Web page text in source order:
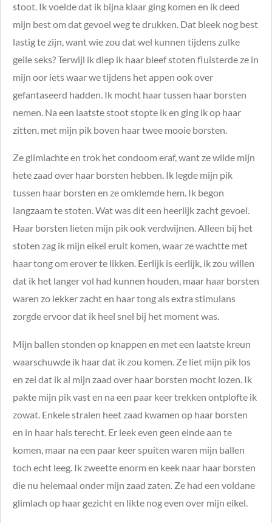
stoot. Ik voelde dat ik bijna klaar ging komen en ik deed
mijn best om dat gevoel weg te drukken. Dat bleek nog best
lastig te zijn, want wie zou dat wel kunnen tijdens zulke
geile seks? Terwijl ik diep ik haar bleef stoten fluisterde ze in
mijn oor iets waar we tijdens het appen ook over
gefantaseerd hadden. Ik mocht haar tussen haar borsten
nemen. Na een laatste stoot stopte ik en ging ik op haar
zitten, met mijn pik boven haar twee mooie borsten.
Ze glimlachte en trok het condoom eraf, want ze wilde mijn
hete zaad over haar borsten hebben. Ik legde mijn pik
tussen haar borsten en ze omklemde hem. Ik begon
langzaam te stoten. Wat was dit een heerlijk zacht gevoel.
Haar borsten lieten mijn pik ook verdwijnen. Alleen bij het
stoten zag ik mijn eikel eruit komen, waar ze wachtte met
haar tong om erover te likken. Eerlijk is eerlijk, ik zou willen
dat ik het langer vol had kunnen houden, maar haar borsten
waren zo lekker zacht en haar tong als extra stimulans
zorgde ervoor dat ik heel snel bij het moment was.
Mijn ballen stonden op knappen en met een laatste kreun
waarschuwde ik haar dat ik zou komen. Ze liet mijn pik los
en zei dat ik al mijn zaad over haar borsten mocht lozen. Ik
pakte mijn pik vast en na een paar keer trekken ontplofte ik
zowat. Enkele stralen heet zaad kwamen op haar borsten
en in haar hals terecht. Er leek even geen einde aan te
komen, maar na een paar keer spuiten waren mijn ballen
toch echt leeg. Ik zweette enorm en keek naar haar borsten
die nu helemaal onder mijn zaad zaten. Ze had een voldane
glimlach op haar gezicht en likte nog even over mijn eikel.